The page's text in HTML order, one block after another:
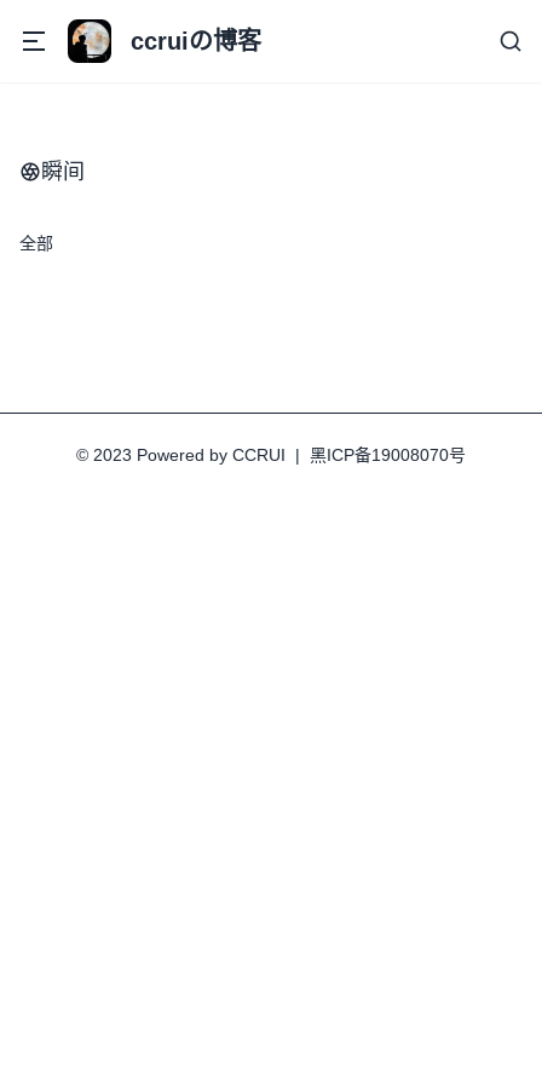
ccruiの博客
瞬间
全部
© 2023 Powered by CCRUI | 黑ICP备19008070号